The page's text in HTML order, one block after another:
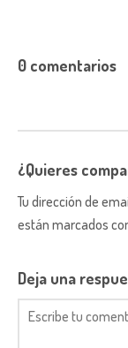
0 comentarios
¿Quieres
Tu dirección de
están marcados
Deja una